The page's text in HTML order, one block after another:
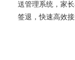
送管理系统， 家
签退，快速高效接